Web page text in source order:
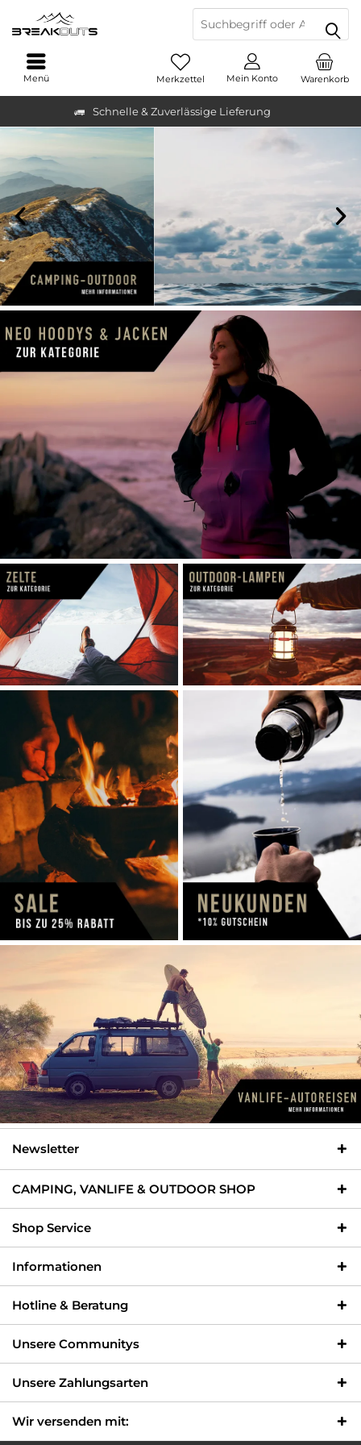
Schnelle & Zuverlässige Lieferung
Warenkorb
Merkzettel Mein Konto
Menü
Newsletter
CAMPING, VANLIFE & OUTDOOR SHOP
Shop Service
Informationen
Hotline & Beratung
Unsere Communitys
Unsere Zahlungsarten
Wir versenden mit: